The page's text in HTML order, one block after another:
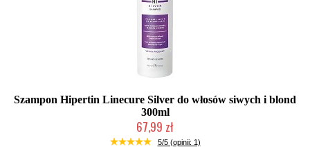
Szampon Hipertin Linecure Silver do włosów siwych i blond
300ml
67,99 zł
Duża ilość (wysyłka w 24h)
5/5 (opinii: 1)